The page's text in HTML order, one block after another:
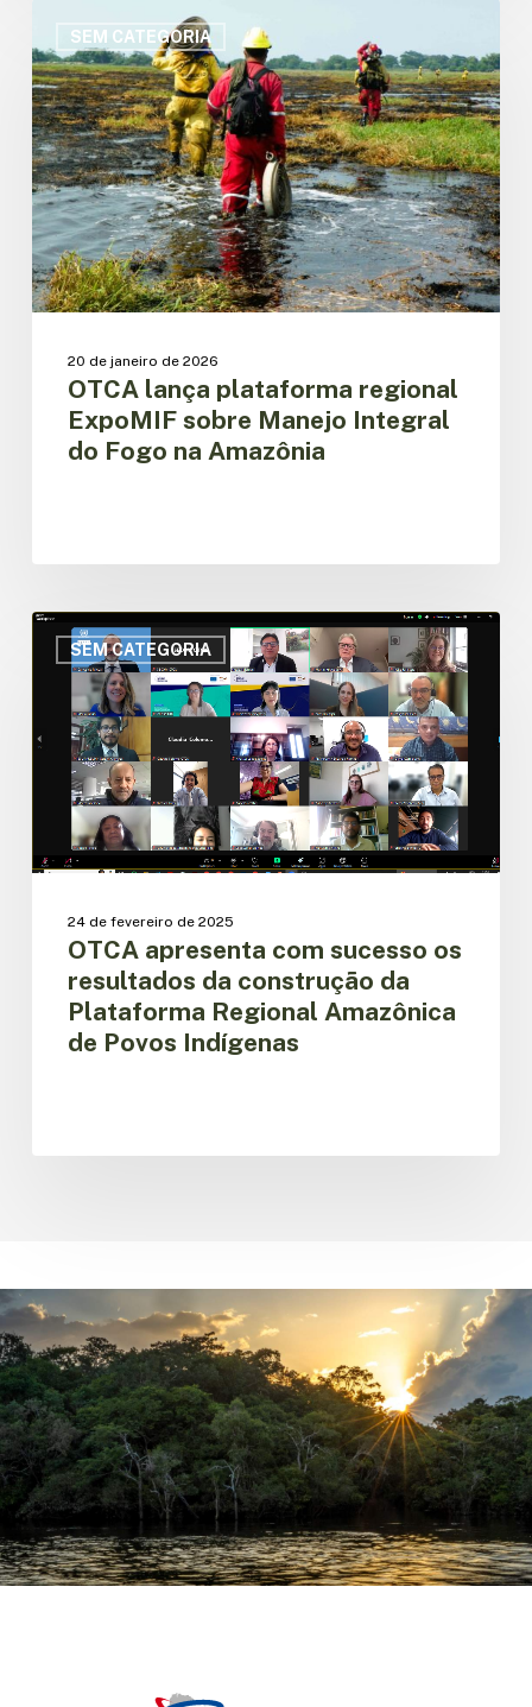
SEM CATEGORIA
lança
plataforma
regional
ExpoMIF
sobre
Manejo
Integral
do
Fogo
na
Amazônia
20 de janeiro de 2026
OTCA lança plataforma regional
ExpoMIF sobre Manejo Integral
do Fogo na Amazônia
SEM CATEGORIA
OTCA
apresenta
sucesso
resultados
construção
Plataforma
Povos
Indígenas
24 de fevereiro de 2025
OTCA apresenta com sucesso os
resultados da construção da
Plataforma Regional Amazônica
de Povos Indígenas